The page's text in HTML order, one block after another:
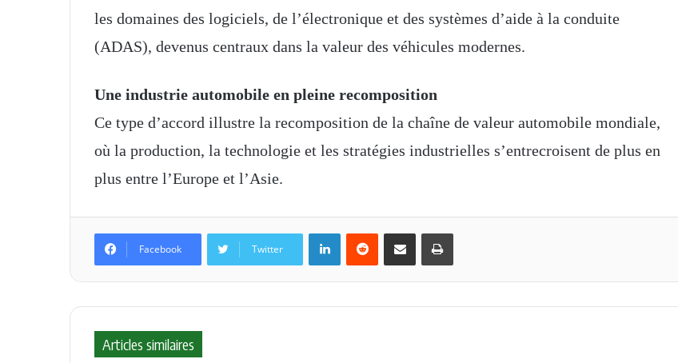
les domaines des logiciels, de l’électronique et des systèmes d’aide à la conduite
(ADAS), devenus centraux dans la valeur des véhicules modernes.
Une industrie automobile en pleine recomposition
Ce type d’accord illustre la recomposition de la chaîne de valeur automobile mondiale,
où la production, la technologie et les stratégies industrielles s’entrecroisent de plus en
plus entre l’Europe et l’Asie.
Facebook Twitter
Articles similaires